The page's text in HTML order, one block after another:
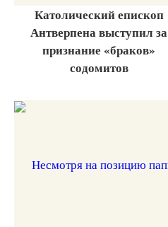
Католический епископ
Антверпена выступил за
признание «браков»
содомитов